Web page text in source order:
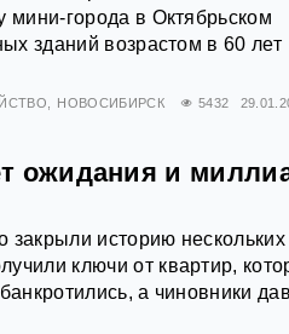
мини-города в Октябрьском
зданий возрастом в 60 лет
НОВОСИБИРСК 5432
ожидания и
закрыли историю нескольких
ключи от квартир,
а чиновники